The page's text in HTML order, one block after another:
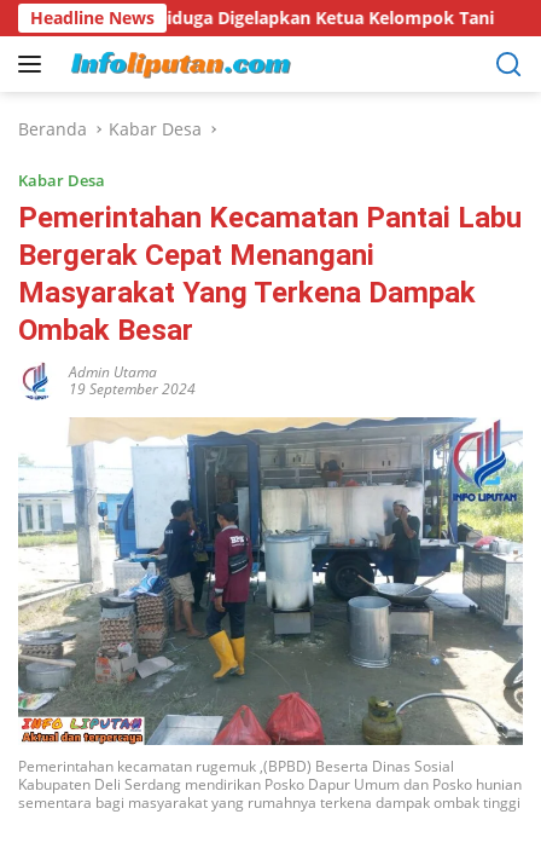
Langsung
ke
konten
Headline News
Digelapkan Ketua Kelompok Tani Hari Hutan
Beranda Kabar Desa
Kabar Desa
Pemerintahan Kecamatan Pantai Labu
Bergerak Cepat Menangani
Masyarakat Yang Terkena Dampak
Ombak Besar
Admin Utama
19 September 2024
Pemerintahan kecamatan rugemuk ,(BPBD) Beserta Dinas Sosial
Kabupaten Deli Serdang mendirikan Posko Dapur Umum dan Posko hunian
sementara bagi masyarakat yang rumahnya terkena dampak ombak tinggi